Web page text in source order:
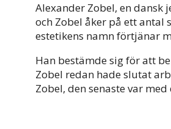
Alexander Zobel, en dansk
och Zobel åker på ett antal
estetikens namn förtjänar
Han bestämde sig för att
Zobel redan hade slutat
Zobel, den senaste var